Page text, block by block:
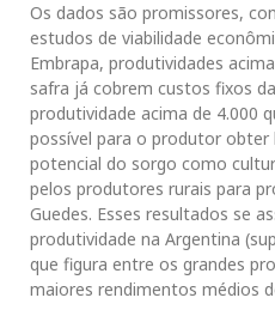
Os dados são promissores,
estudos de viabilidade
Embrapa, produtividades
safra já cobrem custos fixos
produtividade acima de 4.000
possível para o produtor obter
potencial do sorgo como
pelos produtores rurais para
Guedes. Esses resultados se
produtividade na Argentina
que figura entre os grandes
maiores rendimentos médios